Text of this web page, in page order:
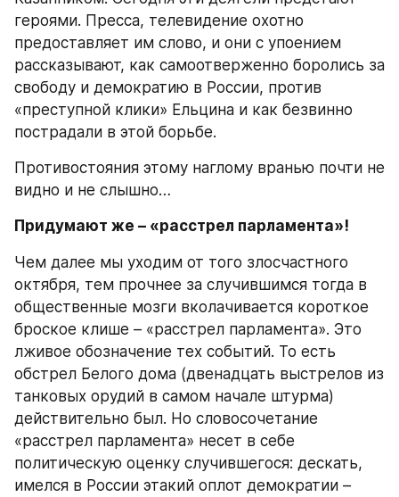
героями. Пресса, телевидение охотно
предоставляет им слово, и они с упоением
рассказывают, как самоотверженно боролись за
свободу и демократию в России, против
«преступной клики» Ельцина и как безвинно
пострадали в этой борьбе.
Противостояния этому наглому вранью почти не
видно и не слышно…
Придумают же – «расстрел парламента»!
Чем далее мы уходим от того злосчастного
октября, тем прочнее за случившимся тогда в
общественные мозги вколачивается короткое
броское клише – «расстрел парламента». Это
лживое обозначение тех событий. То есть
обстрел Белого дома (двенадцать выстрелов из
танковых орудий в самом начале штурма)
действительно был. Но словосочетание
«расстрел парламента» несет в себе
политическую оценку случившегося: дескать,
имелся в России этакий оплот демократии –